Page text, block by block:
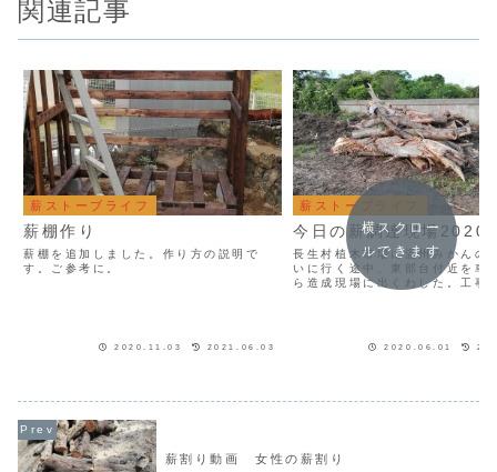
関連記事
薪ストーブライフ
薪棚作り
薪棚を追加しました。作り方の説明で
す。ご参考に。
2020.11.03 2021.06.03
薪ストーブライフ
今日の薪調達現場
長生村植木市場に温州みかんの
いに行く途中、東部台付近を車
ら造成現場に出くわした。工事
ラが掘り起こされていて伐もっ
2020.06.01
横スクロー
ルできます
薪割り動画 女性の薪割り